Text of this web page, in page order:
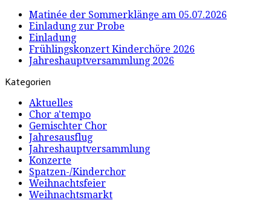
Matinée der Sommerklänge am 05.07.2026
Einladung zur Probe
Einladung
Frühlingskonzert Kinderchöre 2026
Jahreshauptversammlung 2026
Kategorien
Aktuelles
Chor a'tempo
Gemischter Chor
Jahresausflug
Jahreshauptversammlung
Konzerte
Spatzen-/Kinderchor
Weihnachtsfeier
Weihnachtsmarkt